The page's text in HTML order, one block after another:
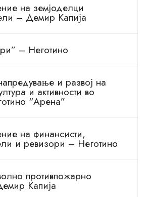
на земјоделци
– Демир Капија
– Неготино
и развој на
и активности во
“Арена”
на финансисти,
и ревизори – Неготино
противпожарно
Капија